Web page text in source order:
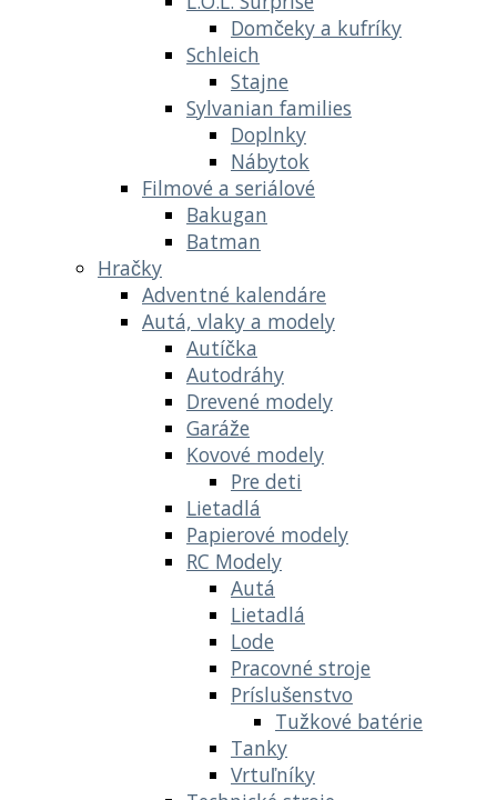
Domčeky a kufríky
Schleich
Stajne
Sylvanian families
Doplnky
Nábytok
Filmové a seriálové
Bakugan
Batman
Hračky
Adventné kalendáre
Autá, vlaky a modely
Autíčka
Autodráhy
Drevené modely
Garáže
Kovové modely
Pre deti
Lietadlá
Papierové modely
RC Modely
Autá
Lietadlá
Lode
Pracovné stroje
Príslušenstvo
Tužkové batérie
Tanky
Vrtuľníky